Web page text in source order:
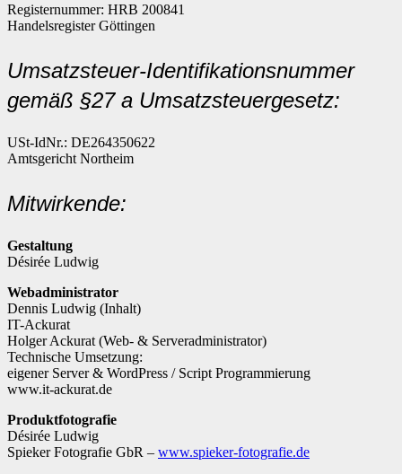
Registernummer: HRB 200841
Handelsregister Göttingen
Umsatzsteuer-Identifikationsnummer
gemäß §27 a Umsatzsteuergesetz:
USt-IdNr.: DE264350622
Amtsgericht Northeim
Mitwirkende:
Gestaltung
Désirée Ludwig
Webadministrator
Dennis Ludwig (Inhalt)
IT-Ackurat
Holger Ackurat (Web- & Serveradministrator)
Technische Umsetzung:
eigener Server & WordPress / Script Programmierung
www.it-ackurat.de
Produktfotografie
Désirée Ludwig
Spieker Fotografie GbR – www.spieker-fotografie.de